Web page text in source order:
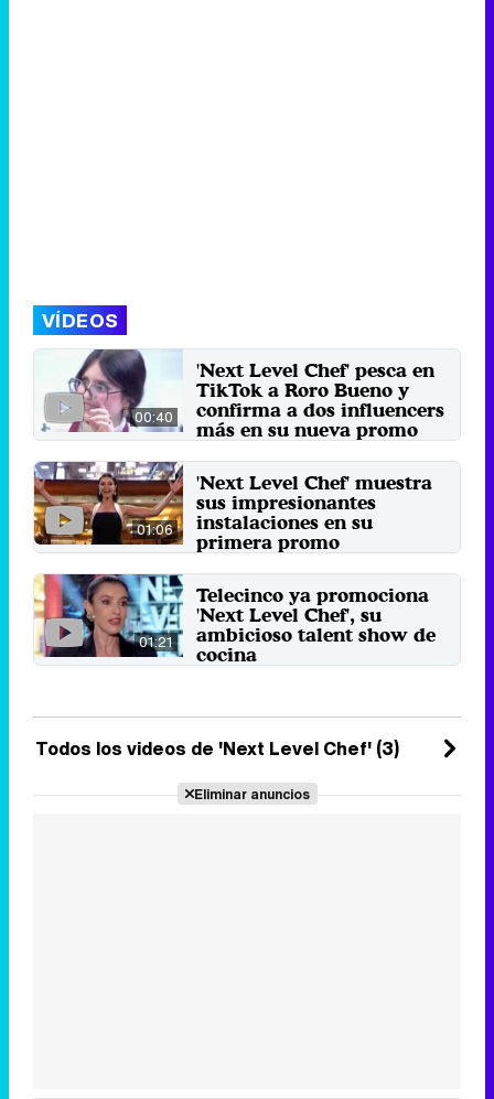
VÍDEOS
00:40
'Next Level Chef' pesca en
TikTok a Roro Bueno y
confirma a dos influencers
más en su nueva promo
para Pablo en sus redes ...
29 de noviembre 2024
01:06
'Next Level Chef' muestra
sus impresionantes
instalaciones en su
primera promo
los tres niveles que ...
23 de noviembre 2024
01:21
Telecinco ya promociona
'Next Level Chef', su
ambicioso talent show de
cocina
Todos los videos de 'Next Level Chef' (3)
Eliminar anuncios